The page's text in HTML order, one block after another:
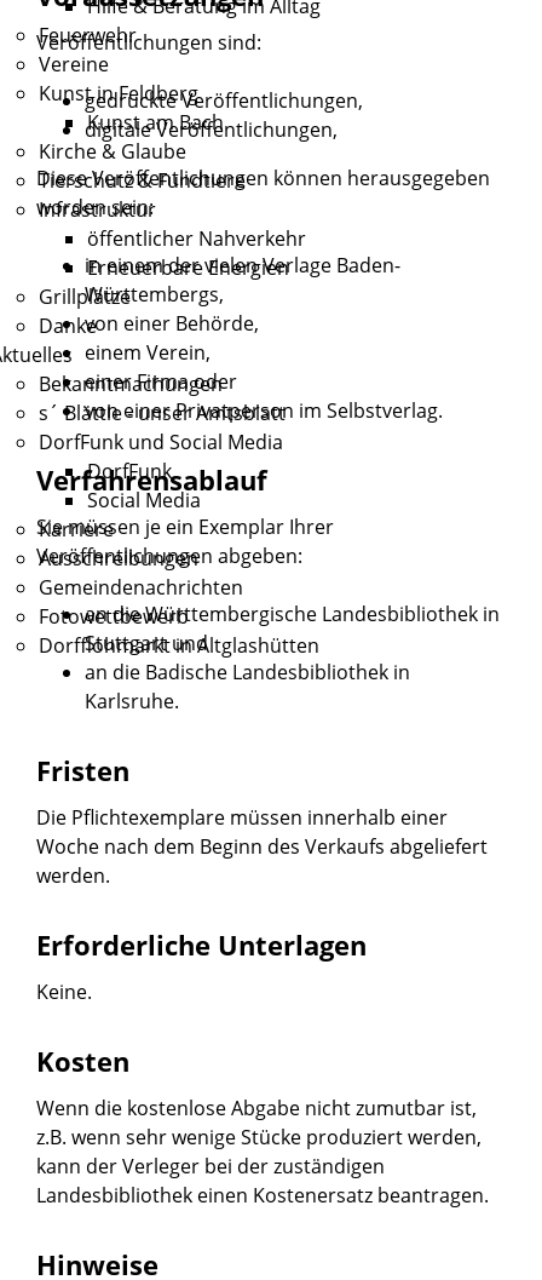
Hilfe & Beratung im Alltag
Feuerwehr
Vereine
Kunst in Feldberg
Kunst am Bach
Kirche & Glaube
Tierschutz & Fundtiere
Infrastruktur
öffentlicher Nahverkehr
Erneuerbare Energien
Grillplätze
Danke
Bekanntmachungen
s´ Blättle - unser Amtsblatt
DorfFunk und Social Media
DorfFunk
Social Media
Karriere
Ausschreibungen
Gemeindenachrichten
Fotowettbewerb
Dorfflohmarkt in Altglashütten
Veröffentlichungen sind:
gedruckte Veröffentlichungen,
digitale Veröffentlichungen,
Diese Veröffentlichungen können herausgegeben
worden sein:
in einem der vielen Verlage Baden-
Württembergs,
von einer Behörde,
einem Verein,
einer Firma oder
von einer Privatperson im Selbstverlag.
Verfahrensablauf
Sie müssen je ein Exemplar Ihrer
Veröffentlichungen abgeben:
an die Württembergische Landesbibliothek in
Stuttgart und
an die Badische Landesbibliothek in
Karlsruhe.
Fristen
Die Pflichtexemplare müssen innerhalb einer
Woche nach dem Beginn des Verkaufs abgeliefert
werden.
Erforderliche Unterlagen
Keine.
Kosten
Wenn die kostenlose Abgabe nicht zumutbar ist,
z.B. wenn sehr wenige Stücke produziert werden,
kann der Verleger bei der zuständigen
Landesbibliothek einen Kostenersatz beantragen.
Hinweise